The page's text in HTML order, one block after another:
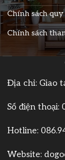
Chính sách
Chính sách
Địa chỉ: Giao
Số điện thoại:
Hotline:
Website: